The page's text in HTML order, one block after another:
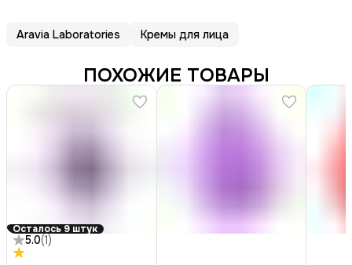
Aravia Laboratories Кремы для лица
ПОХОЖИЕ ТОВАРЫ
Осталось 9 штук
5.0(1)